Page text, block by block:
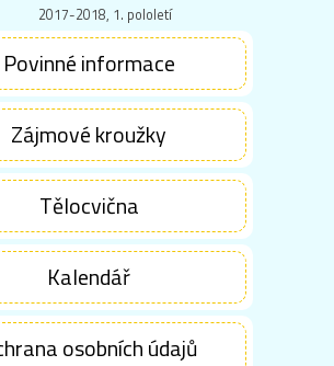
2017-2018, 1. pololetí
Povinné informace
Zájmové kroužky
Tělocvična
Kalendář
osobních údajů